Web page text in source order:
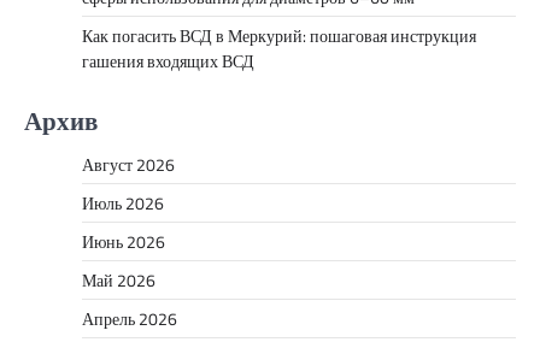
Как погасить ВСД в Меркурий: пошаговая инструкция
гашения входящих ВСД
Архив
Август 2026
Июль 2026
Июнь 2026
Май 2026
Апрель 2026